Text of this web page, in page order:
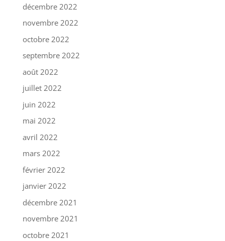
décembre 2022
novembre 2022
octobre 2022
septembre 2022
août 2022
juillet 2022
juin 2022
mai 2022
avril 2022
mars 2022
février 2022
janvier 2022
décembre 2021
novembre 2021
octobre 2021